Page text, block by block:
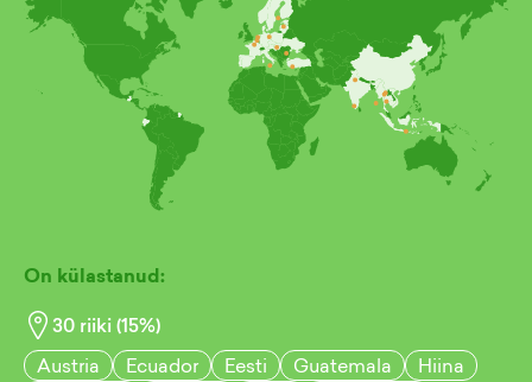
On külastanud:
30 riiki (15%)
Austria
Ecuador Eesti Guatemala
Hiina